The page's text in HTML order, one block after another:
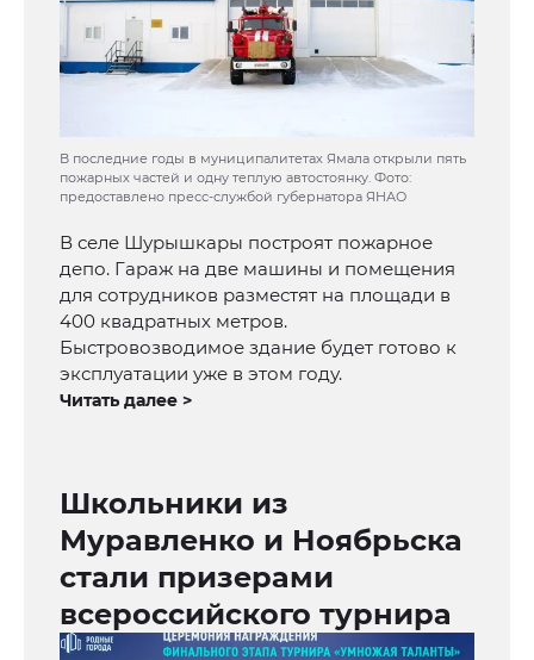
В последние годы в муниципалитетах Ямала открыли пять
пожарных частей и одну теплую автостоянку. Фото:
предоставлено пресс-службой губернатора ЯНАО
В селе Шурышкары построят пожарное
депо. Гараж на две машины и помещения
для сотрудников разместят на площади в
400 квадратных метров.
Быстровозводимое здание будет готово к
эксплуатации уже в этом году.
Читать далее >
Школьники из
Муравленко и Ноябрьска
стали призерами
всероссийского турнира